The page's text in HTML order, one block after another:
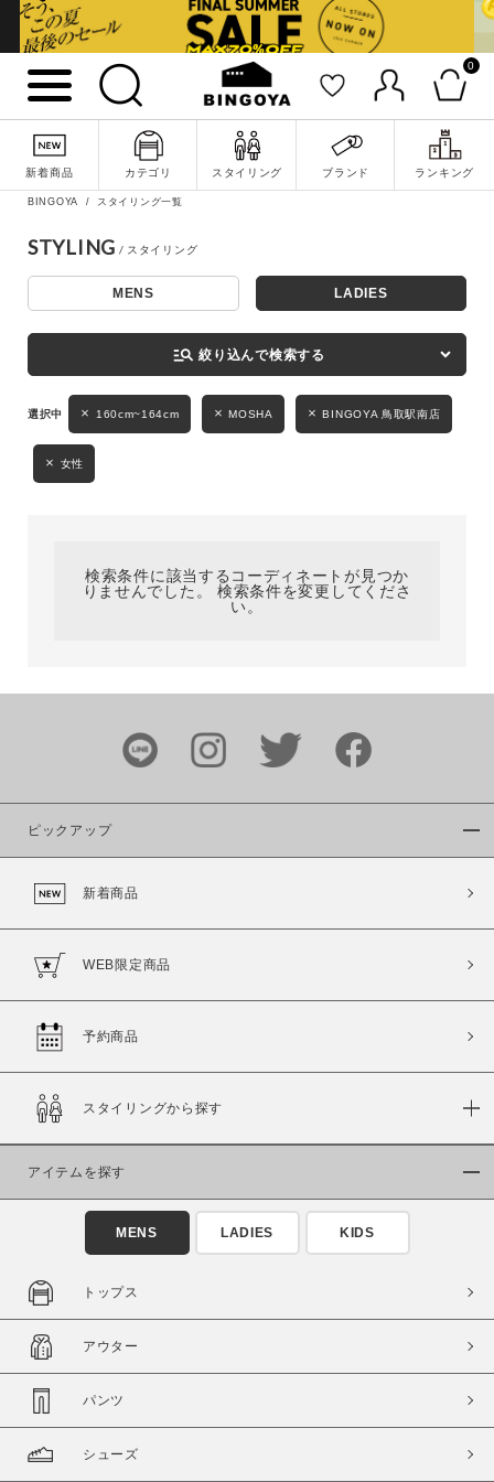
0
新着商品 カテゴリ スタイリング ブランド ランキング
詳細検索
キーワード
性別
MENS LADIES KIDS
ブランド
カラー
商品タイプ
通常商品
セール価格 WEB限定
在庫
在庫あり
BINGOYA スタイリング一覧
STYLING
MENS LADIES
manage_search 絞り込んで検索する
160cm~164cm MOSHA BINGOYA 鳥取駅南店
女性
検索条件に該当するコーディネートが見つか
りませんでした。 検索条件を変更してくださ
い。
ピックアップ
新着商品
WEB限定商品
予約商品
スタイリングから探す
アイテムを探す
MENS LADIES KIDS
トップス
アウター
パンツ
シューズ